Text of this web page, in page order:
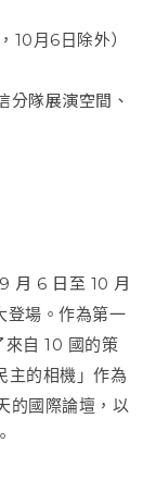
10月6日除外）
分隊展演空間、
月 6 日至 10 月
登場。作為第一
自 10 國的策
主的相機」作為
的國際論壇，以